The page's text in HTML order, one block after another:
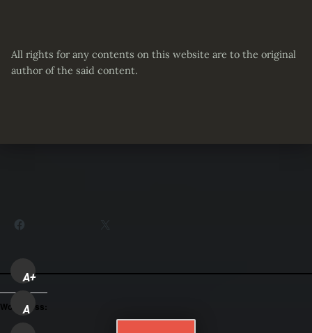
All rights for any contents on this website are to the original
author of the said content.
A+
A
WordPress: